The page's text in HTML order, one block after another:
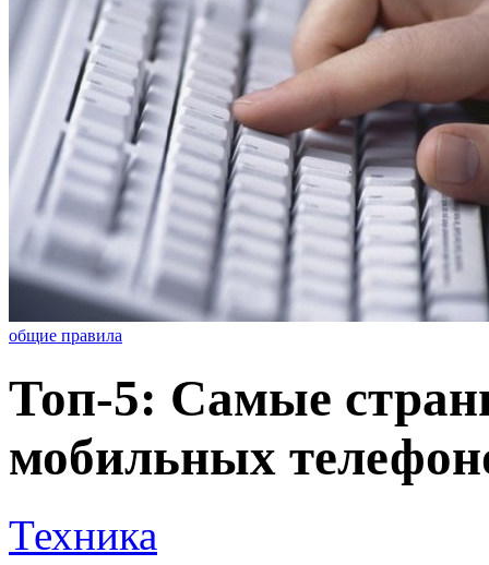
общие правила
Топ-5: Самые
мобильных
Техника